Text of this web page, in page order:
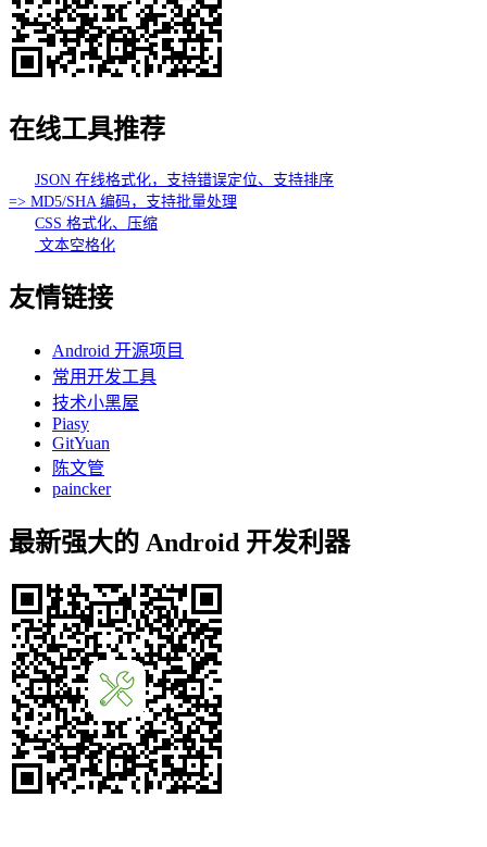
在线工具推荐
JSON 在线格式化，支持错误定位、支持排序
=> MD5/SHA 编码，支持批量处理
CSS 格式化、压缩
文本空格化
友情链接
Android 开源项目
常用开发工具
技术小黑屋
Piasy
GitYuan
陈文管
paincker
最新强大的 Android 开发利器